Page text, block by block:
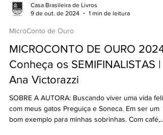
9 de out. de 2024
MicroConto de Ouro
MICROCONTO DE OURO 2024
Conheça os SEMIFINALISTAS |
Ana Victorazzi
SOBRE A AUTORA: Buscando viver uma vida feliz